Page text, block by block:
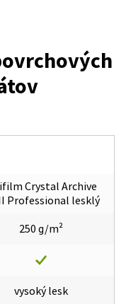
Crystal Archive
Professional lesklý
250 g/m²
vysoký lesk